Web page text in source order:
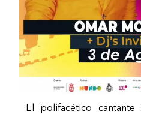
El polifacético cantante